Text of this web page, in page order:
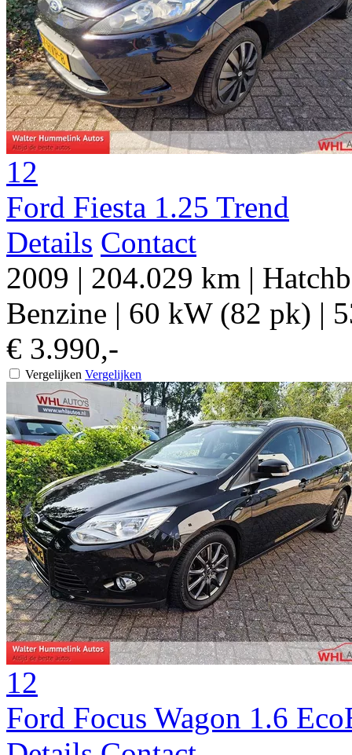
12
Ford Fiesta 1.25 Trend
Details Contact
2009 | 204.029 km |
Benzine | 60 kW (82 pk) |
€ 3.990,-
Vergelijken Vergelijken
12
Ford Focus Wagon 1.6